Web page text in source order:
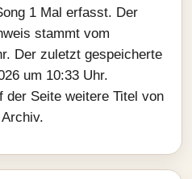
1 Mal erfasst. Der
stammt vom
Der zuletzt gespeicherte
um 10:33 Uhr.
der Seite weitere Titel von